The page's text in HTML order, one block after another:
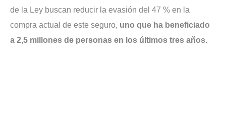
de la Ley buscan reducir la evasión del 47 % en la
compra actual de este seguro, uno que ha beneficiado
a 2,5 millones de personas en los últimos tres años.